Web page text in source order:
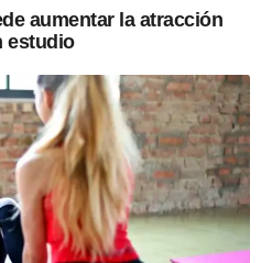
aumentar la atracción
estudio